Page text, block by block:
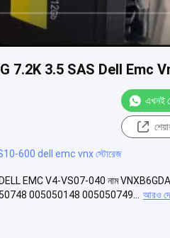
7.2K 3.5 SAS Dell Emc
এখনই
600 dell emc vnx স্টোরেজ
EMC V4-VS07-040 নাম
005050148 005050749...
আরও